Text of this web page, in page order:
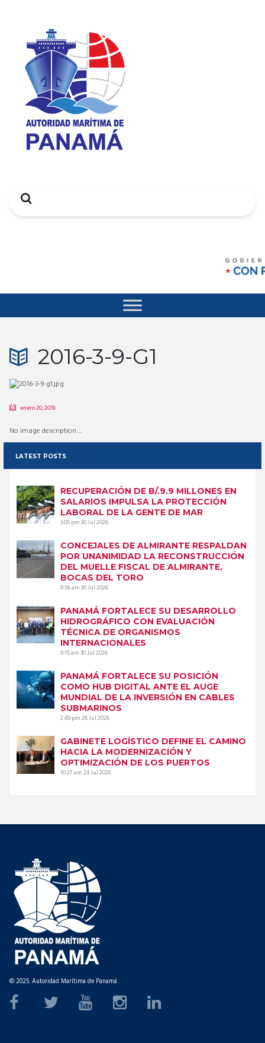
Search
2016-3-9-G1
enero 20, 2019
No image description ...
LATEST POSTS
RECUPERACIÓN DE B/.9.9 MILLONES EN
SALARIOS IMPULSA LA PROTECCIÓN
LABORAL DE LA GENTE DE MAR
3:05 pm30 Jul 2026
CONCEJALES DE ALMIRANTE RESPALDAN
POR UNANIMIDAD LA RECONSTRUCCIÓN
DEL MUELLE FISCAL DE ALMIRANTE,
BOCAS DEL TORO
9:58 am30 Jul 2026
PANAMÁ FORTALECE SU DESARROLLO
HIDROGRÁFICO CON EVALUACIÓN
TÉCNICA DE ORGANISMOS
INTERNACIONALES
9:15 am30 Jul 2026
PANAMÁ FORTALECE SU POSICIÓN
COMO HUB DIGITAL ANTE EL AUGE
MUNDIAL DE LA INVERSIÓN EN CABLES
SUBMARINOS
2:49 pm28 Jul 2026
GABINETE LOGÍSTICO DEFINE EL CAMINO
HACIA LA MODERNIZACIÓN Y
OPTIMIZACIÓN DE LOS PUERTOS
10:27 am24 Jul 2026
© 2025. Autoridad Marítima de Panamá